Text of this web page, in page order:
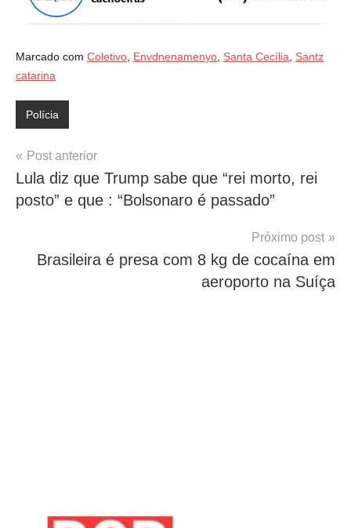
Marcado com Coletivo Envdnenamenyo Santa Cecília
Santz
catarina
Polícia
Navegação
de
Post
Post anterior
Lula diz que Trump sabe que “rei morto, rei
posto” e que : “Bolsonaro é passado”
Próximo post
Brasileira é presa com 8 kg de cocaína em
aeroporto na Suíça